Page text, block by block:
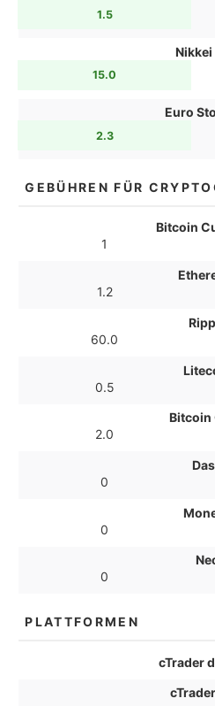
1.5
15.0
Euro
2.3
GEBÜHREN FÜR
Bitcoin
1
1.2
60.0
0.5
Bitcoin
2.0
0
0
0
PLATTFORMEN
cTrader